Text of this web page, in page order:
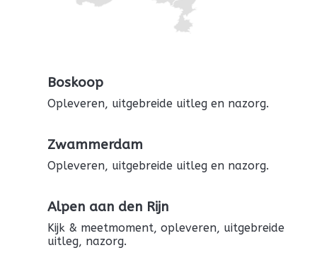
Boskoop
Opleveren, uitgebreide uitleg en nazorg.
Zwammerdam
Opleveren, uitgebreide uitleg en nazorg.
Alpen aan den Rijn
Kijk & meetmoment, opleveren, uitgebreide
uitleg, nazorg.